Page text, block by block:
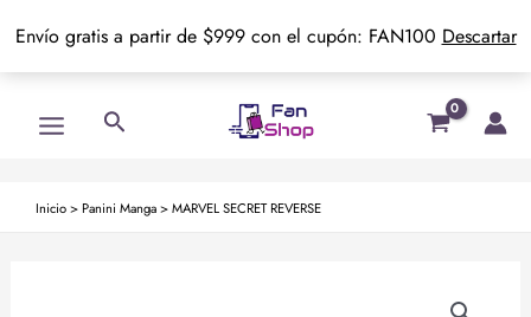
Envío gratis a partir de $999 con el cupón: FAN100 Descartar
Menu
Buscar
Inicio> Panini Manga>MARVEL SECRET REVERSE